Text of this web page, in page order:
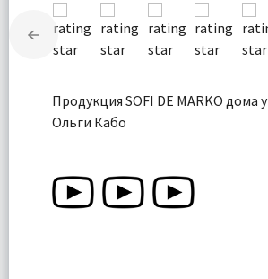
Продукция SOFI DE MARKO дома у
Ольги Кабо